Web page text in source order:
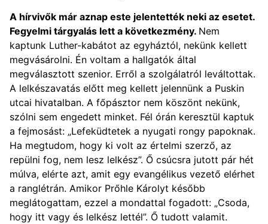
A hírvivők már aznap este jelentették neki az esetet.
Fegyelmi tárgyalás lett a következmény. Nem
kaptunk Luther-kabátot az egyháztól, nekünk kellett
megvásárolni. Én voltam a hallgatók által
megválasztott szenior. Erről a szolgálatról leváltottak.
A lelkészavatás előtt meg kellett jelennünk a Puskin
utcai hivatalban. A főpásztor nem köszönt nekünk,
szólni sem engedett minket. Fél órán keresztül kaptuk
a fejmosást: „Lefeküdtetek a nyugati rongy papoknak.
Ha megtudom, hogy ki volt az értelmi szerző, az
repülni fog, nem lesz lelkész”. Ő csúcsra jutott pár hét
múlva, elérte azt, amit egy evangélikus vezető elérhet
a ranglétrán. Amikor Prőhle Károlyt később
meglátogattam, ezzel a mondattal fogadott: „Csoda,
hogy itt vagy és lelkész lettél”. Ő tudott valamit.